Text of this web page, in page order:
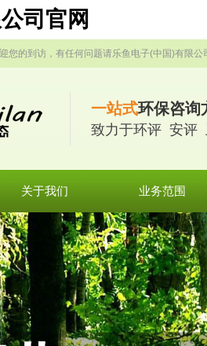
司官网
您的到访，有任何问题请乐鱼电子(中国)有限公
一站式环保咨询
致力于环评 安评
关于我们 业务范围